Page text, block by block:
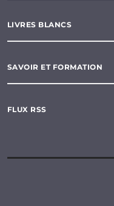
LIVRES BLANCS
SAVOIR ET FORMATION
FLUX RSS